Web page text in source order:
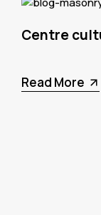
Centre
Read More